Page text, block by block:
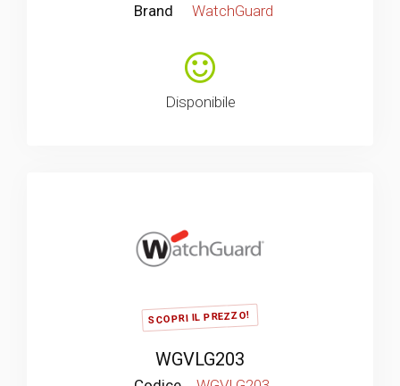
Brand
WatchGuard
Disponibile
SCOPRI IL PREZZO!
WGVLG203